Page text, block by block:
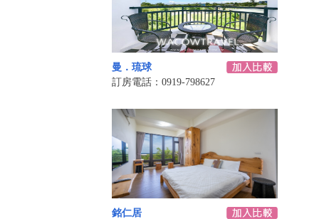
曼．琉球
訂房電話：0919-798627
銘仁居